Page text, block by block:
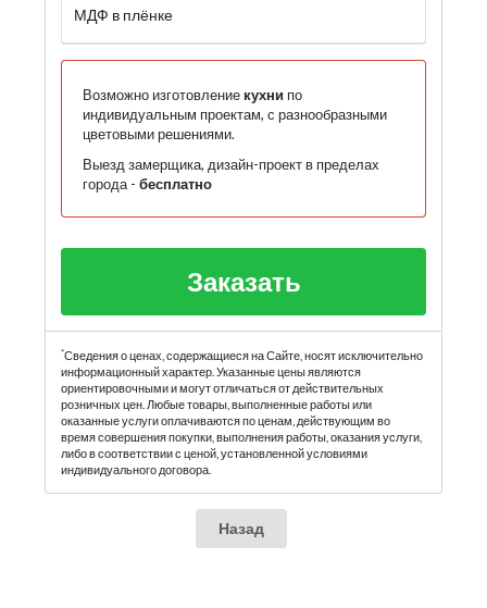
МДФ в плёнке
Возможно изготовление кухни по
индивидуальным проектам, с разнообразными
цветовыми решениями.
Выезд замерщика, дизайн-проект в пределах
города - бесплатно
Заказать
*Сведения о ценах, содержащиеся на Сайте, носят исключительно
информационный характер. Указанные цены являются
ориентировочными и могут отличаться от действительных
розничных цен. Любые товары, выполненные работы или
оказанные услуги оплачиваются по ценам, действующим во
время совершения покупки, выполнения работы, оказания услуги,
либо в соответствии с ценой, установленной условиями
индивидуального договора.
Назад